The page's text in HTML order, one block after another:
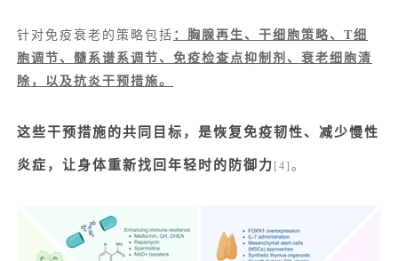
针对免疫衰老的策略包括 ： 胸腺再生、干细胞策略、T细
胞调节、髓系谱系调节、免疫检查点抑制剂、 衰老细胞清
除 ，以及抗炎干预措施。
这些干预措施的共同目标，是恢复免疫韧性、减少慢性
炎症，让身体重新找回年轻时的防御力 [4] 。